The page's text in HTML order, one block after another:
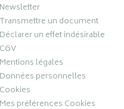
Newsletter
Transmettre un document
Déclarer un effet indésirable
CGV
Mentions légales
Données personnelles
Cookies
Mes préférences Cookies